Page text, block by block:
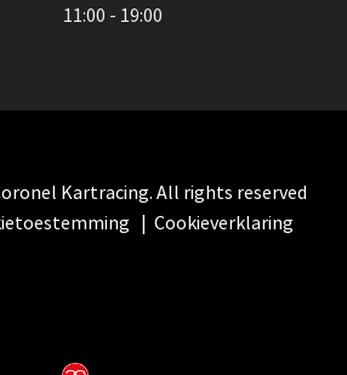
11:00 - 19:00
Kartracing. All rights reserved
| Cookieverklaring